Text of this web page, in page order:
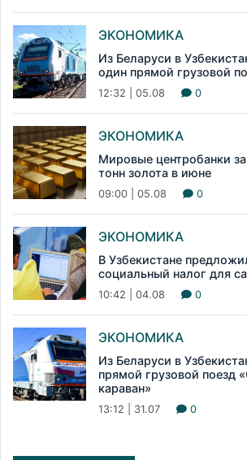
ЭКОНОМИКА
Из Беларуси в
один прямой грузовой
12:32 | 05.08 0
ЭКОНОМИКА
Мировые центробанки
тонн золота в июне
09:00 | 05.08 0
ЭКОНОМИКА
В Узбекистане
социальный налог для
10:42 | 04.08 0
ЭКОНОМИКА
Из Беларуси в
прямой грузовой поезд
караван»
13:12 | 31.07 0